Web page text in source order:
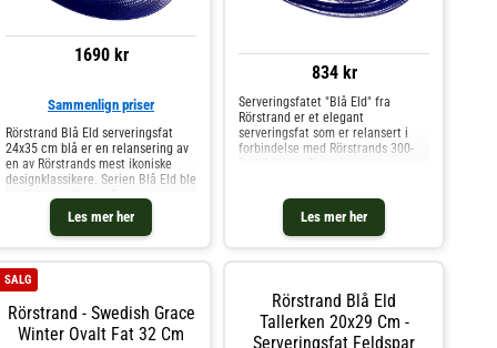
1690 kr
Les mer her
Sammenlign priser
Rörstrand Blå Eld serveringsfat
24x35 cm blå er en relansering av
en av Rörstrands mest ikoniske
designklassikere. Serien Blå Eld ble
designet av Hertha Bengtson og
produsert mellom 1951 og 1971. I
forbindelse med Rörstrands 300-
årsjubileum bringes s
834 kr
Les mer her
Serveringsfatet "Blå Eld" fra
Rörstrand er et elegant
serveringsfat som er relansert i
forbindelse med Rörstrands 300-
en mykt formet silhuett som gir
borddekkingen et stilrent og
harmonisk uttrykk. Den klassiske
designen skaper en vakker kontrast
Relansert serveringsfat i
forbindelse med Rörstrands 300-
årsjubileum.- Karakteristisk
Rörstrand - Swedish Grace
Winter Ovalt Fat 32 Cm
SALG
Rörstrand Blå Eld
Tallerken 20x29 Cm -
Serveringsfat Feldspar